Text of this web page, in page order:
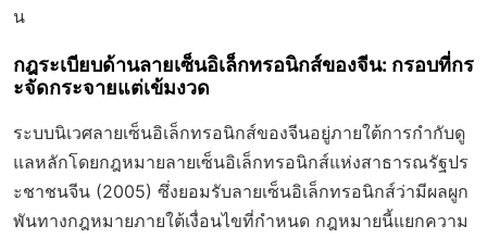
น
กฎระเบียบด้านลายเซ็นอิเล็กทรอนิกส์ของจีน: กรอบที่กร
ะจัดกระจายแต่เข้มงวด
ระบบนิเวศลายเซ็นอิเล็กทรอนิกส์ของจีนอยู่ภายใต้การกำกับดู
แลหลักโดยกฎหมายลายเซ็นอิเล็กทรอนิกส์แห่งสาธารณรัฐปร
ะชาชนจีน (2005) ซึ่งยอมรับลายเซ็นอิเล็กทรอนิกส์ว่ามีผลผูก
พันทางกฎหมายภายใต้เงื่อนไขที่กำหนด กฎหมายนี้แยกความ